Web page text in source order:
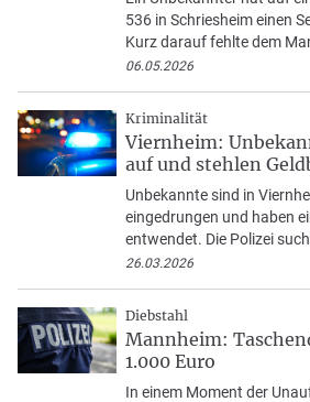
536 in Schriesheim einen
Kurz darauf fehlte dem
06.05.2026
Kriminalität
Viernheim:
auf und stehlen
Unbekannte sind in
eingedrungen und haben
entwendet. Die Polizei
26.03.2026
Diebstahl
Mannheim:
1.000 Euro
In einem Moment der